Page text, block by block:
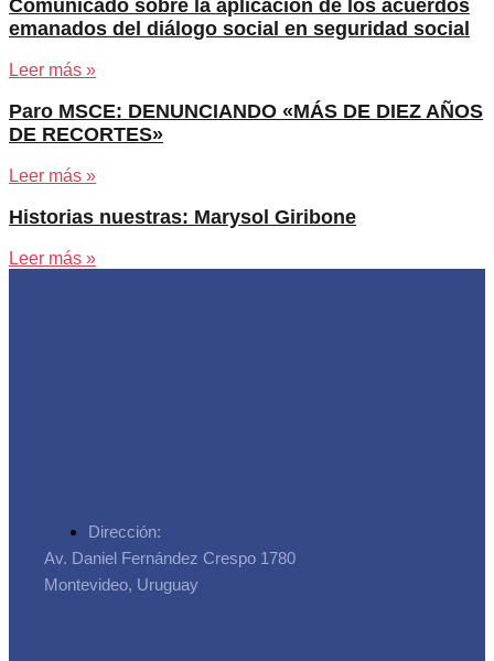
Comunicado sobre la aplicación de los acuerdos
emanados del diálogo social en seguridad social
Leer más »
Paro MSCE: DENUNCIANDO «MÁS DE DIEZ AÑOS
DE RECORTES»
Leer más »
Historias nuestras: Marysol Giribone
Leer más »
Dirección:
Av. Daniel Fernández Crespo 1780
Montevideo, Uruguay